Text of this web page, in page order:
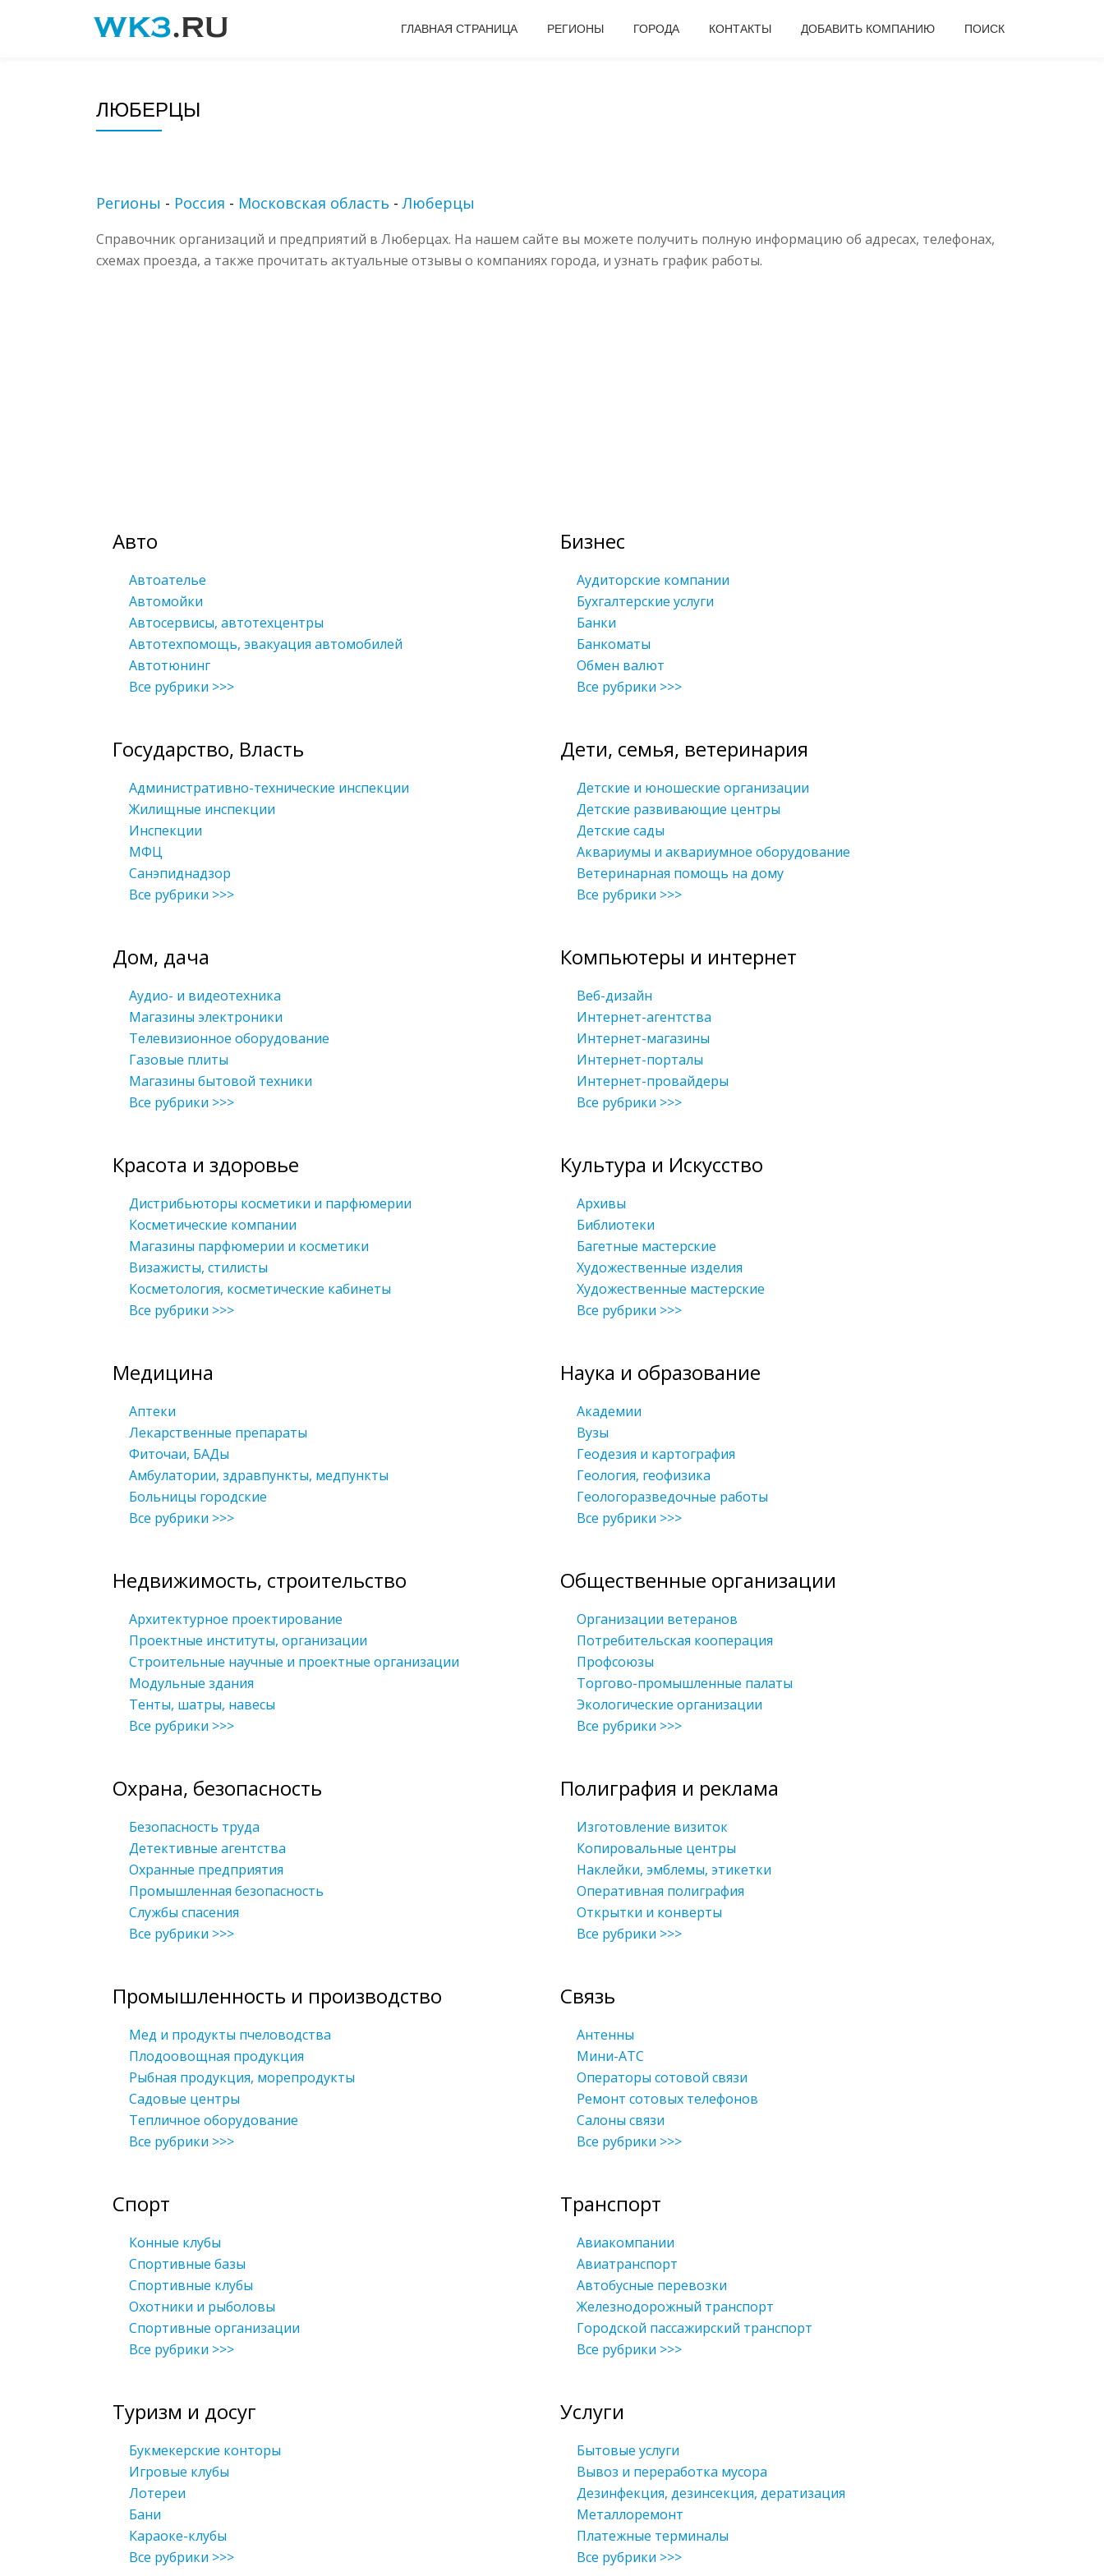
ГЛАВНАЯ СТРАНИЦА РЕГИОНЫ ГОРОДА КОНТАКТЫ ДОБАВИТЬ КОМПАНИЮ ПОИСК
ЛЮБЕРЦЫ
Регионы - Россия - Московская область -Люберцы
Справочник организаций и предприятий в Люберцах. На нашем сайте вы можете получить полную информацию об адресах, телефонах,
схемах проезда, а также прочитать актуальные отзывы о компаниях города, и узнать график работы.
Авто
Автоателье
Автомойки
Автосервисы, автотехцентры
Автотехпомощь, эвакуация автомобилей
Автотюнинг
Все рубрики >>>
Бизнес
Аудиторские компании
Бухгалтерские услуги
Банки
Банкоматы
Обмен валют
Все рубрики >>>
Государство, Власть
Административно-технические инспекции
Жилищные инспекции
Инспекции
МФЦ
Санэпиднадзор
Все рубрики >>>
Дети, семья, ветеринария
Детские и юношеские организации
Детские развивающие центры
Детские сады
Аквариумы и аквариумное оборудование
Ветеринарная помощь на дому
Все рубрики >>>
Дом, дача
Аудио- и видеотехника
Магазины электроники
Телевизионное оборудование
Газовые плиты
Магазины бытовой техники
Все рубрики >>>
Компьютеры и интернет
Веб-дизайн
Интернет-агентства
Интернет-магазины
Интернет-порталы
Интернет-провайдеры
Все рубрики >>>
Красота и здоровье
Дистрибьюторы косметики и парфюмерии
Косметические компании
Магазины парфюмерии и косметики
Визажисты, стилисты
Косметология, косметические кабинеты
Все рубрики >>>
Культура и Искусство
Архивы
Библиотеки
Багетные мастерские
Художественные изделия
Художественные мастерские
Все рубрики >>>
Медицина
Аптеки
Лекарственные препараты
Фиточаи, БАДы
Амбулатории, здравпункты, медпункты
Больницы городские
Все рубрики >>>
Наука и образование
Академии
Вузы
Геодезия и картография
Геология, геофизика
Геологоразведочные работы
Все рубрики >>>
Недвижимость, строительство
Архитектурное проектирование
Проектные институты, организации
Строительные научные и проектные организации
Модульные здания
Тенты, шатры, навесы
Все рубрики >>>
Общественные организации
Организации ветеранов
Потребительская кооперация
Профсоюзы
Торгово-промышленные палаты
Экологические организации
Все рубрики >>>
Охрана, безопасность
Безопасность труда
Детективные агентства
Охранные предприятия
Промышленная безопасность
Службы спасения
Все рубрики >>>
Полиграфия и реклама
Изготовление визиток
Копировальные центры
Наклейки, эмблемы, этикетки
Оперативная полиграфия
Открытки и конверты
Все рубрики >>>
Промышленность и производство
Мед и продукты пчеловодства
Плодоовощная продукция
Рыбная продукция, морепродукты
Садовые центры
Тепличное оборудование
Все рубрики >>>
Связь
Антенны
Мини-АТС
Операторы сотовой связи
Ремонт сотовых телефонов
Салоны связи
Все рубрики >>>
Спорт
Конные клубы
Спортивные базы
Спортивные клубы
Охотники и рыболовы
Спортивные организации
Все рубрики >>>
Транспорт
Авиакомпании
Авиатранспорт
Автобусные перевозки
Железнодорожный транспорт
Городской пассажирский транспорт
Все рубрики >>>
Туризм и досуг
Букмекерские конторы
Игровые клубы
Лотереи
Бани
Караоке-клубы
Все рубрики >>>
Услуги
Бытовые услуги
Вывоз и переработка мусора
Дезинфекция, дезинсекция, дератизация
Металлоремонт
Платежные терминалы
Все рубрики >>>